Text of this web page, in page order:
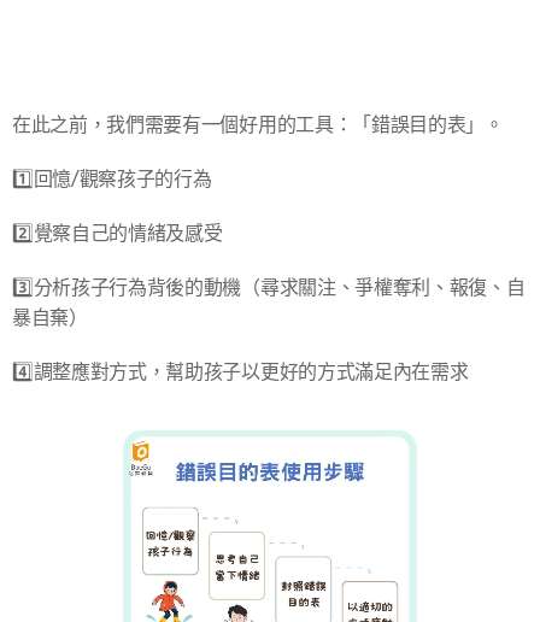
在此之前，我們需要有一個好用的工具：「錯誤目的表」。
1️⃣回憶/觀察孩子的行為
2️⃣覺察自己的情緒及感受
3️⃣分析孩子行為背後的動機（尋求關注、爭權奪利、報復、自
暴自棄）
4️⃣調整應對方式，幫助孩子以更好的方式滿足內在需求